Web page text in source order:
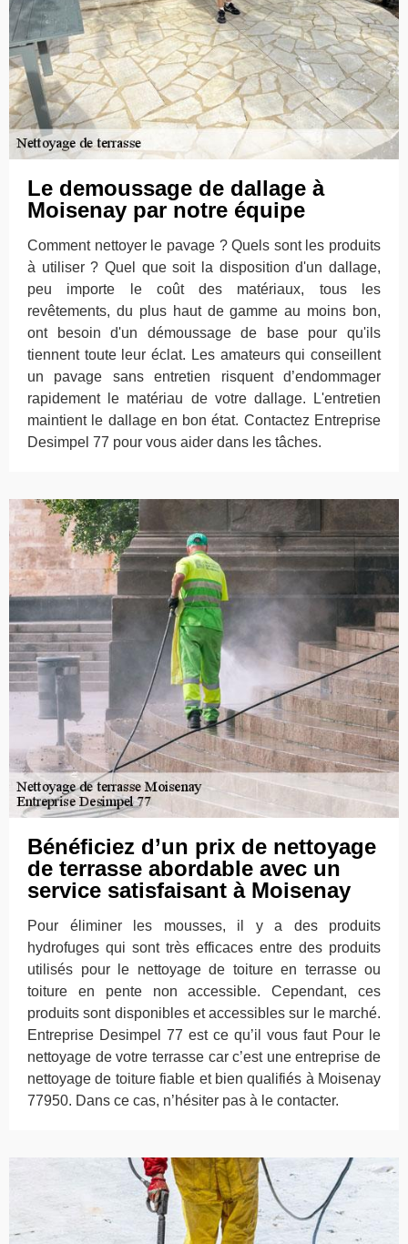
Le demoussage de dallage à
Moisenay par notre équipe
Comment nettoyer le pavage ? Quels sont les produits
à utiliser ? Quel que soit la disposition d'un dallage,
peu importe le coût des matériaux, tous les
revêtements, du plus haut de gamme au moins bon,
ont besoin d'un démoussage de base pour qu'ils
tiennent toute leur éclat. Les amateurs qui conseillent
un pavage sans entretien risquent d’endommager
rapidement le matériau de votre dallage. L'entretien
maintient le dallage en bon état. Contactez Entreprise
Desimpel 77 pour vous aider dans les tâches.
Bénéficiez d’un prix de nettoyage
de terrasse abordable avec un
service satisfaisant à Moisenay
Pour éliminer les mousses, il y a des produits
hydrofuges qui sont très efficaces entre des produits
utilisés pour le nettoyage de toiture en terrasse ou
toiture en pente non accessible. Cependant, ces
produits sont disponibles et accessibles sur le marché.
Entreprise Desimpel 77 est ce qu’il vous faut Pour le
nettoyage de votre terrasse car c’est une entreprise de
nettoyage de toiture fiable et bien qualifiés à Moisenay
77950. Dans ce cas, n’hésiter pas à le contacter.